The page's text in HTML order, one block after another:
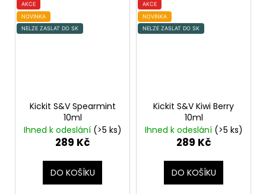
AKCE
NOVINKA
NELZE ZASLAT DO SK
Kickit S&V Spearmint
10ml
Ihned k odeslání (>5 ks)
289 Kč
DO KOŠÍKU
AKCE
NOVINKA
NELZE ZASLAT DO SK
Kickit S&V Kiwi Berry
10ml
Ihned k odeslání (>5 ks)
289 Kč
DO KOŠÍKU